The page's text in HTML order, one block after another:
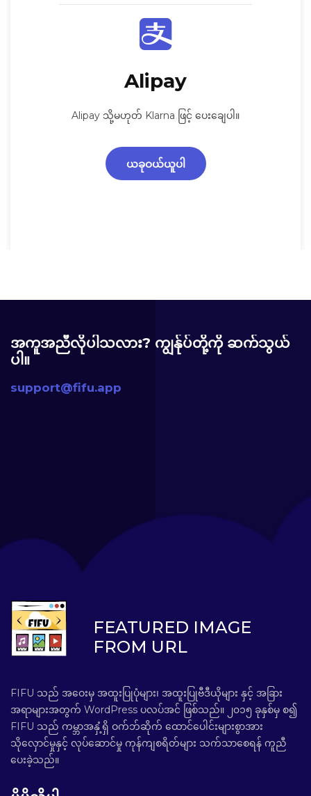
Alipay
Alipay သို့မဟုတ် Klarna ဖြင့် ပေးချေပါ။
ယခုဝယ်ယူပါ
အကူအညီလိုပါသလား? ကျွန်ုပ်တို့ကို ဆက်သွယ်
ပါ။
support@fifu.app
FEATURED IMAGE
FROM URL
FIFU သည် အဝေးမှ အထူးပြုပုံများ၊ အထူးပြုဗီဒီယိုများ နှင့် အခြား
အရာများအတွက် WordPress ပလပ်အင် ဖြစ်သည်။ ၂၀၁၅ ခုနှစ်မှ စ၍
FIFU သည် ကမ္ဘာအနှံ့ရှိ ဝက်ဘ်ဆိုက် ထောင်ပေါင်းများစွာအား
သိုလှောင်မှုနှင့် လုပ်ဆောင်မှု ကုန်ကျစရိတ်များ သက်သာစေရန် ကူညီ
ပေးခဲ့သည်။